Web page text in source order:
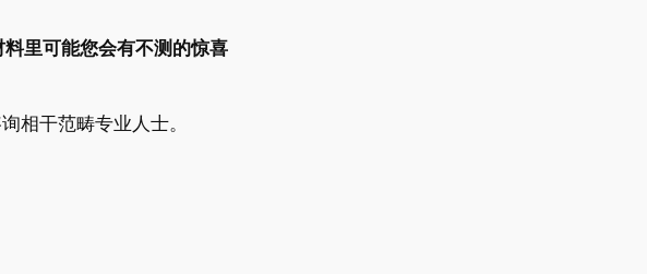
里可能您会有不测的惊喜
相干范畴专业人士。